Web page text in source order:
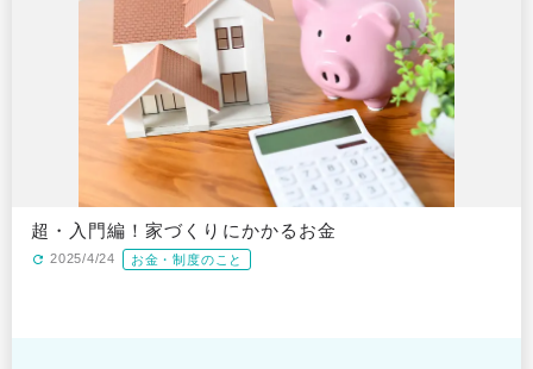
超・入門編！家づくりにかかるお金
2025/4/24 お金・制度のこと